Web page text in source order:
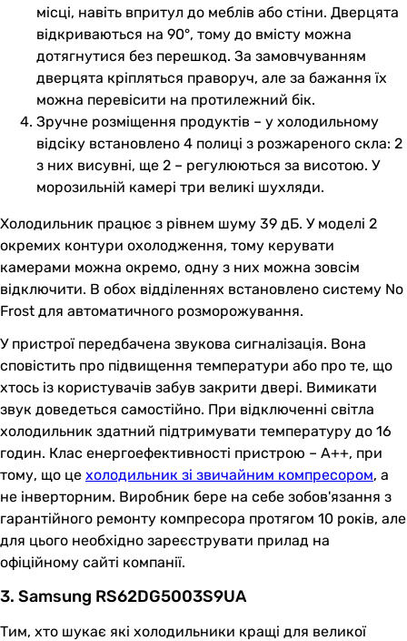
місці, навіть впритул до меблів або стіни. Дверцята
відкриваються на 90°, тому до вмісту можна
дотягнутися без перешкод. За замовчуванням
дверцята кріпляться праворуч, але за бажання їх
можна перевісити на протилежний бік.
Зручне розміщення продуктів – у холодильному
відсіку встановлено 4 полиці з розжареного скла: 2
з них висувні, ще 2 – регулюються за висотою. У
морозильній камері три великі шухляди.
Холодильник працює з рівнем шуму 39 дБ. У моделі 2
окремих контури охолодження, тому керувати
камерами можна окремо, одну з них можна зовсім
відключити. В обох відділеннях встановлено систему No
Frost для автоматичного розморожування.
У пристрої передбачена звукова сигналізація. Вона
сповістить про підвищення температури або про те, що
хтось із користувачів забув закрити двері. Вимикати
звук доведеться самостійно. При відключенні світла
холодильник здатний підтримувати температуру до 16
годин. Клас енергоефективності пристрою – А++, при
тому, що це холодильник зі звичайним компресором, а
не інверторним. Виробник бере на себе зобов'язання з
гарантійного ремонту компресора протягом 10 років, але
для цього необхідно зареєструвати прилад на
офіційному сайті компанії.
3. Samsung RS62DG5003S9UA
Тим, хто шукає які холодильники кращі для великої